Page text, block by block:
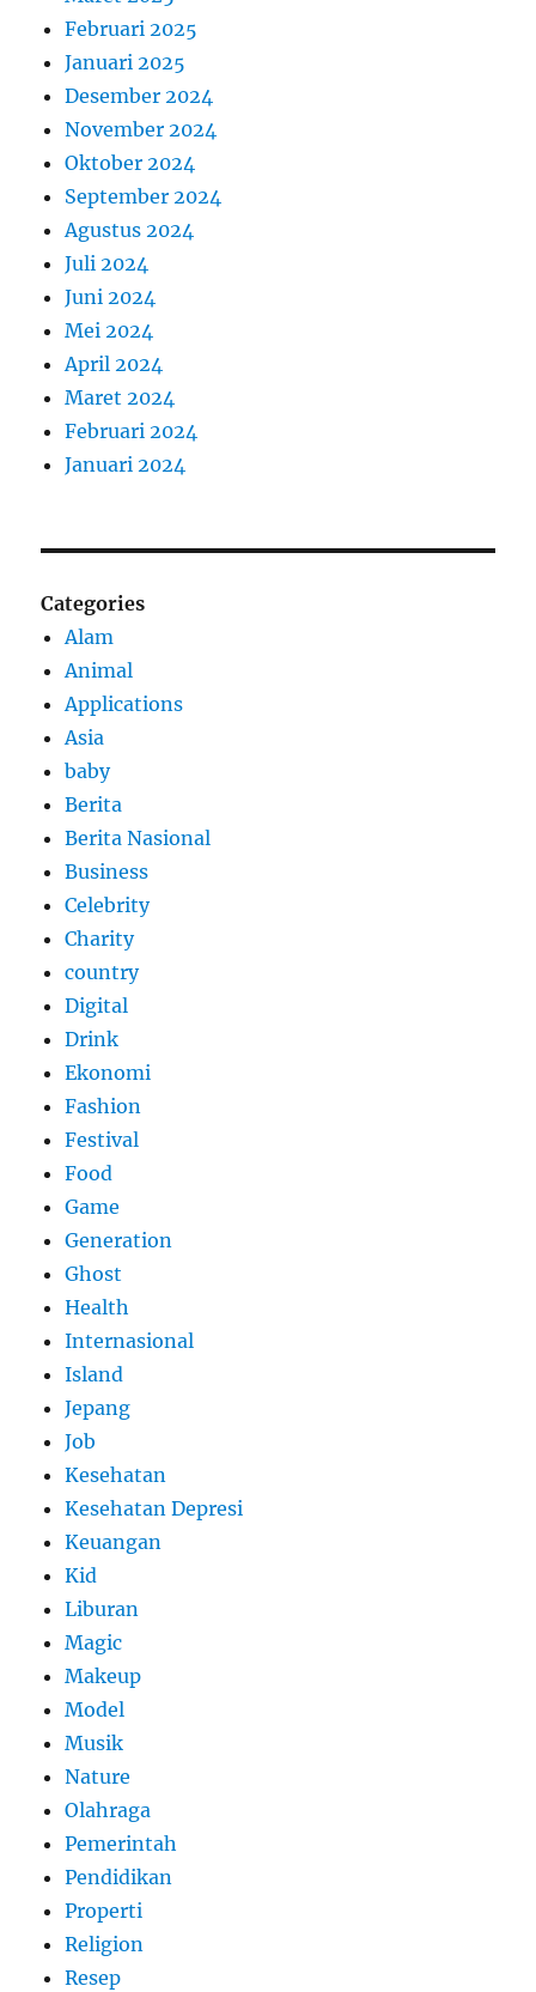
Februari 2025
Januari 2025
Desember 2024
November 2024
Oktober 2024
September 2024
Agustus 2024
Juli 2024
Juni 2024
Mei 2024
April 2024
Maret 2024
Februari 2024
Januari 2024
Categories
Alam
Animal
Applications
Asia
baby
Berita
Berita Nasional
Business
Celebrity
Charity
country
Digital
Drink
Ekonomi
Fashion
Festival
Food
Game
Generation
Ghost
Health
Internasional
Island
Jepang
Job
Kesehatan
Kesehatan Depresi
Keuangan
Kid
Liburan
Magic
Makeup
Model
Musik
Nature
Olahraga
Pemerintah
Pendidikan
Properti
Religion
Resep